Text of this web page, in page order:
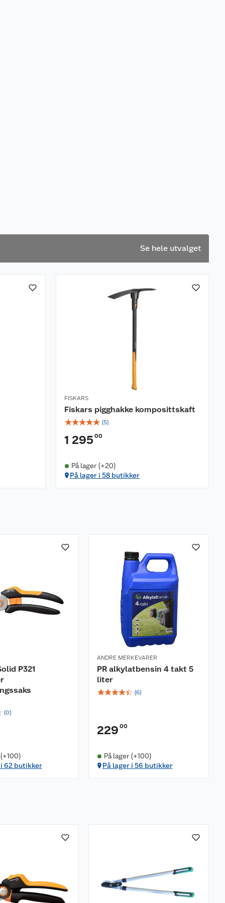
Se hele utvalget
FISKARS
Fiskars pigghakke komposittskaft
☆☆☆☆☆ (5)
1 295 00
På lager (+20)
På lager i 58 butikker
P321
(0)
i 62 butikker
ANDRE MERKEVARER
PR alkylatbensin 4 takt 5
liter
☆☆☆☆☆ (6)
229 00
På lager (+100)
På lager i 56 butikker